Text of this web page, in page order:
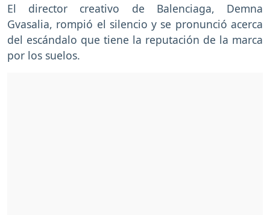
El director creativo de Balenciaga, Demna
Gvasalia, rompió el silencio y se pronunció acerca
del escándalo que tiene la reputación de la marca
por los suelos.